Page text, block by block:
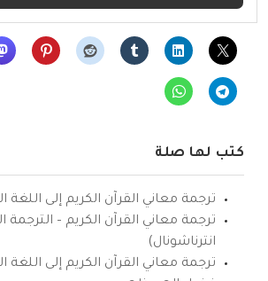
كتب لها صلة
ترجمة معاني القرآن الكريم إلى اللغة
ترجمة معاني القرآن الكريم – الترجمة
انترناشونال)
ترجمة معاني القرآن الكريم إلى اللغة